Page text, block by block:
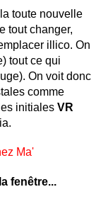
toute nouvelle
tout changer,
illico. On
tout ce qui
On voit donc
comme
initiales VR
Ma'
fenêtre...